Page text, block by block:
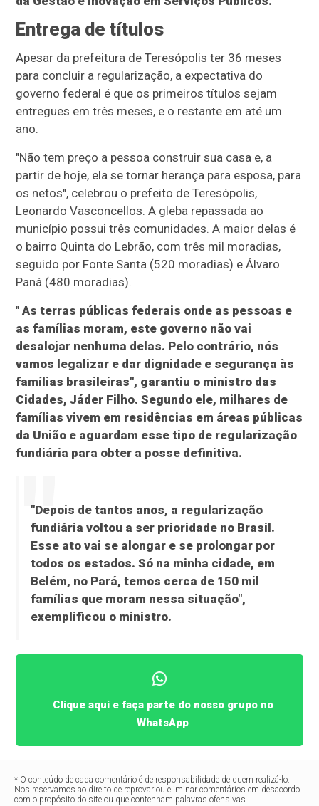
Entrega de títulos
Apesar da prefeitura de Teresópolis ter 36 meses
para concluir a regularização, a expectativa do
governo federal é que os primeiros títulos sejam
entregues em três meses, e o restante em até um
ano.
"Não tem preço a pessoa construir sua casa e, a
partir de hoje, ela se tornar herança para esposa, para
os netos", celebrou o prefeito de Teresópolis,
Leonardo Vasconcellos. A gleba repassada ao
município possui três comunidades. A maior delas é
o bairro Quinta do Lebrão, com três mil moradias,
seguido por Fonte Santa (520 moradias) e Álvaro
Paná (480 moradias).
"As terras públicas federais onde as pessoas e
as famílias moram, este governo não vai
desalojar nenhuma delas. Pelo contrário, nós
vamos legalizar e dar dignidade e segurança às
famílias brasileiras", garantiu o ministro das
Cidades, Jáder Filho. Segundo ele, milhares de
famílias vivem em residências em áreas públicas
da União e aguardam esse tipo de regularização
fundiária para obter a posse definitiva.
"Depois de tantos anos, a regularização
fundiária voltou a ser prioridade no Brasil.
Esse ato vai se alongar e se prolongar por
todos os estados. Só na minha cidade, em
Belém, no Pará, temos cerca de 150 mil
famílias que moram nessa situação",
exemplificou o ministro.
Clique aqui e faça parte do nosso grupo no
WhatsApp
* O conteúdo de cada comentário é de responsabilidade de quem realizá-lo.
Nos reservamos ao direito de reprovar ou eliminar comentários em desacordo
com o propósito do site ou que contenham palavras ofensivas.